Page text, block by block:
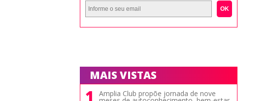
OK
MAIS VISTAS
1 Amplia Club propõe jornada de nove